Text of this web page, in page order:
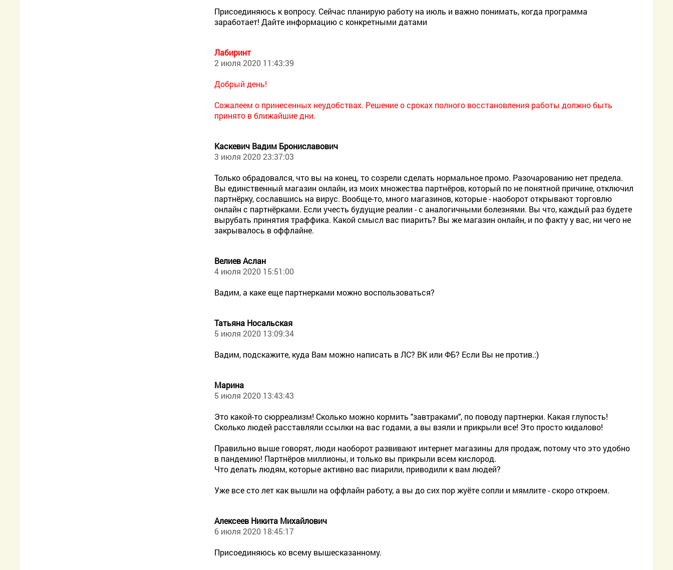
Присоединяюсь к вопросу. Сейчас планирую работу на июль и важно понимать, когда программа
заработает! Дайте информацию с конкретными датами
Лабиринт
2 июля 2020 11:43:39
Добрый день!
Сожалеем о принесенных неудобствах. Решение о сроках полного восстановления работы должно быть
принято в ближайшие дни.
Каскевич Вадим Брониславович
3 июля 2020 23:37:03
Только обрадовался, что вы на конец, то созрели сделать нормальное промо. Разочарованию нет предела.
Вы единственный магазин онлайн, из моих множества партнёров, который по не понятной причине, отключил
партнёрку, сославшись на вирус. Вообще-то, много магазинов, которые - наоборот открывают торговлю
онлайн с партнёрками. Если учесть будущие реалии - с аналогичными болезнями. Вы что, каждый раз будете
вырубать принятия траффика. Какой смысл вас пиарить? Вы же магазин онлайн, и по факту у вас, ни чего не
закрывалось в оффлайне.
Велиев Аслан
4 июля 2020 15:51:00
Вадим, а каке еще партнерками можно воспользоваться?
Татьяна Носальская
5 июля 2020 13:09:34
Вадим, подскажите, куда Вам можно написать в ЛС? ВК или ФБ? Если Вы не против.:)
Марина
5 июля 2020 13:43:43
Это какой-то сюрреализм! Сколько можно кормить "завтраками", по поводу партнерки. Какая глупость!
Сколько людей расставляли ссылки на вас годами, а вы взяли и прикрыли все! Это просто кидалово!
Правильно выше говорят, люди наоборот развивают интернет магазины для продаж, потому что это удобно
в пандемию! Партнёров миллионы, и только вы прикрыли всем кислород.
Что делать людям, которые активно вас пиарили, приводили к вам людей?
Уже все сто лет как вышли на оффлайн работу, а вы до сих пор жуёте сопли и мямлите - скоро откроем.
Алексеев Никита Михайлович
6 июля 2020 18:45:17
Присоединяюсь ко всему вышесказанному.